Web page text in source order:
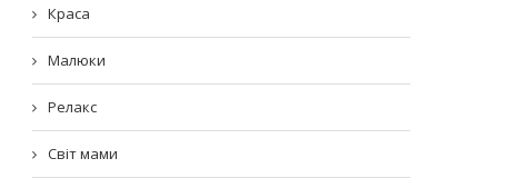
Краса
Малюки
Релакс
Світ мами